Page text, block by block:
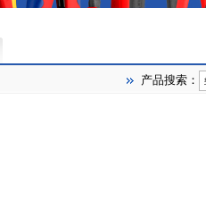
产品搜索：